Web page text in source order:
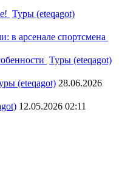
Туры (eteqagot)
в арсенале спортсмена
Туры (eteqagot)
(eteqagot) 28.06.2026
12.05.2026 02:11